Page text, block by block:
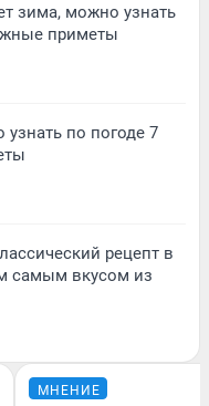
зима, можно узнать
приметы
по погоде 7
рецепт в
самым вкусом из
МНЕНИЕ